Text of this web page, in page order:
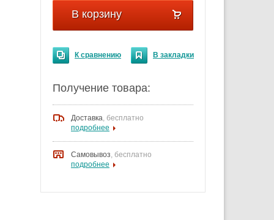
В корзину
К сравнению В закладки
Получение товара:
Доставка, бесплатно
подробнее
Самовывоз, бесплатно
подробнее